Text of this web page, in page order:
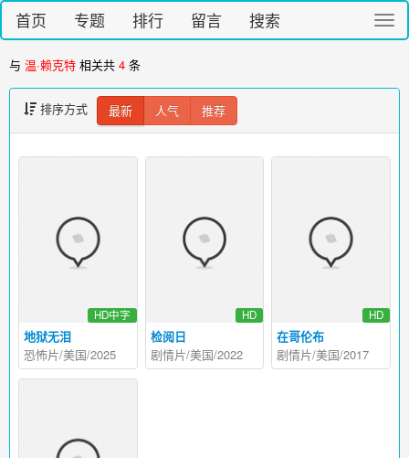
切
换
首页 专题 排行 留言 搜索
与 温·赖克特 相关共 4 条
排序方式 最新 人气 推荐
地狱无泪
HD中字
恐怖片/美国/2025
检阅日
HD
剧情片/美国/2022
在哥伦布
HD
剧情片/美国/2017